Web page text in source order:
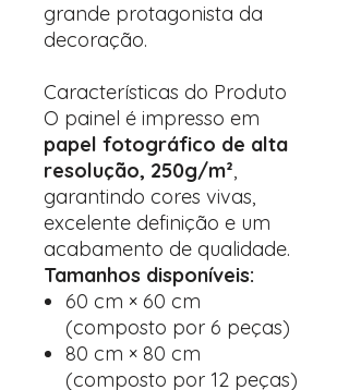
grande protagonista da
decoração.
Características do Produto
O painel é impresso em
papel fotográfico de alta
resolução, 250g/m²,
garantindo cores vivas,
excelente definição e um
acabamento de qualidade.
Tamanhos disponíveis:
60 cm × 60 cm
(composto por 6 peças)
80 cm × 80 cm
(composto por 12 peças)